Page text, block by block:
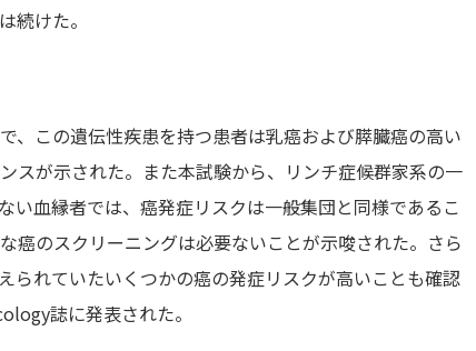
続けた。
、この遺伝性疾患を持つ患者は乳癌および膵臓癌の高い
スが示された。また本試験から、リンチ症候群家系の一
い血縁者では、癌発症リスクは一般集団と同様であるこ
癌のスクリーニングは必要ないことが示唆された。さら
られていたいくつかの癌の発症リスクが高いことも確認
誌に発表された。